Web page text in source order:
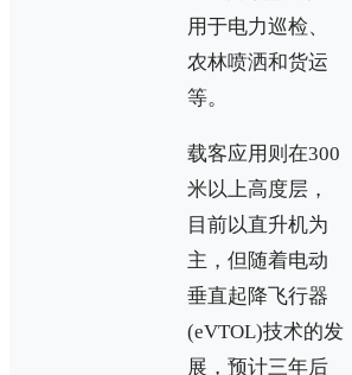
用于电力巡检、
农林喷洒和货运
等。
载客应用则在300
米以上高度层，
目前以直升机为
主，但随着电动
垂直起降飞行器
(eVTOL)技术的发
展，预计三年后